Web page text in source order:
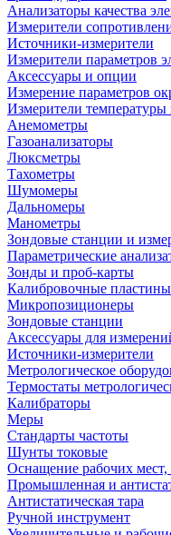
Анализаторы качества
Измерители
Источники-измерители
Измерители параметров
Аксессуары и опции
Измерение параметров
Измерители температуры
Анемометры
Газоанализаторы
Люксметры
Тахометры
Шумомеры
Дальномеры
Манометры
Зондовые станции и
Параметрические
Зонды и проб-карты
Калибровочные пластины
Микропозиционеры
Зондовые станции
Аксессуары для
Источники-измерители
Метрологическое
Термостаты
Калибраторы
Меры
Стандарты частоты
Шунты токовые
Оснащение рабочих
Промышленная и
Антистатическая тара
Ручной инструмент